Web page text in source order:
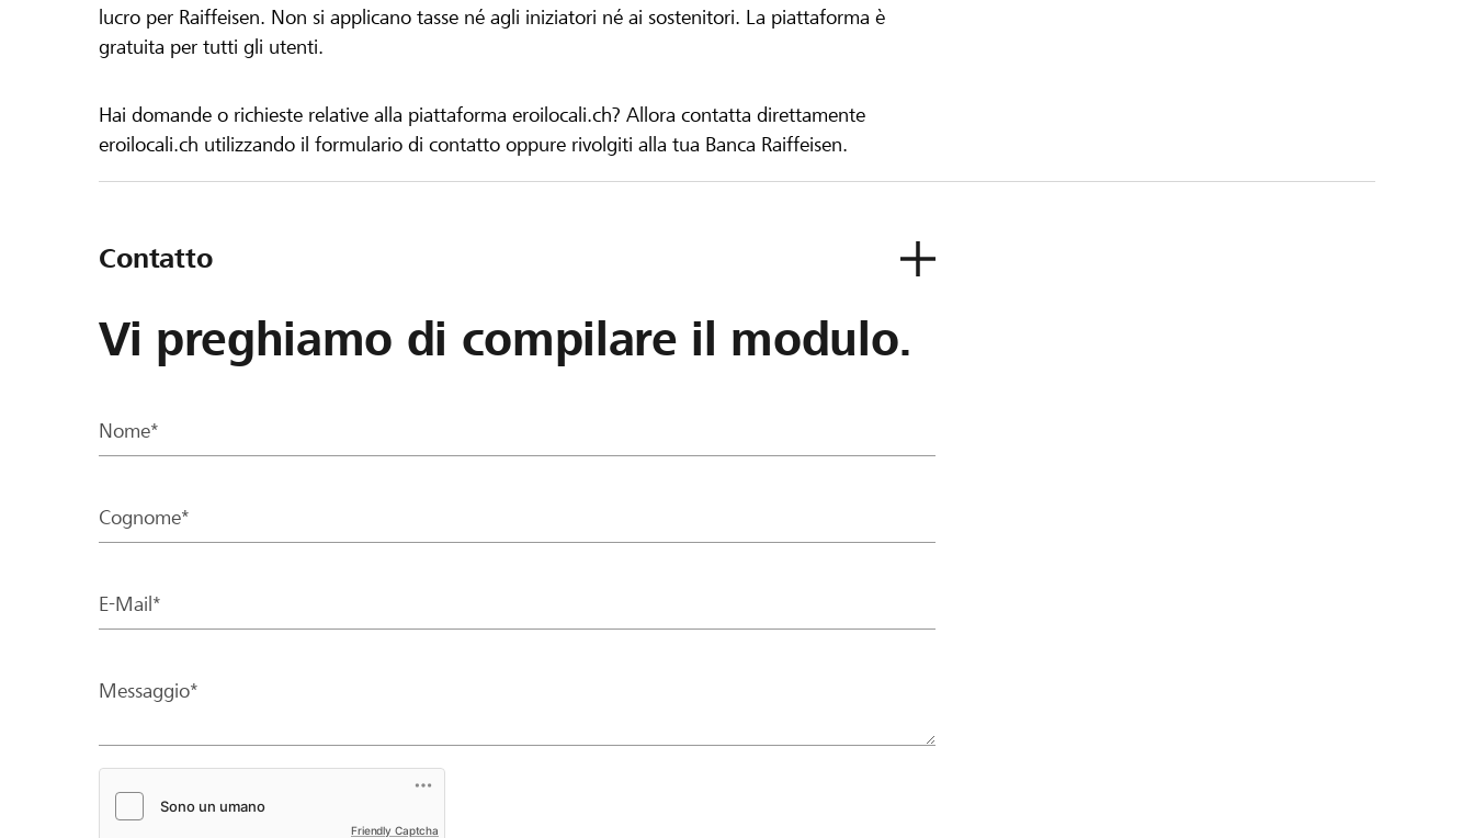
lucro per Raiffeisen. Non si applicano tasse né agli iniziatori né ai sostenitori. La piattaforma è
gratuita per tutti gli utenti.
Hai domande o richieste relative alla piattaforma eroilocali.ch? Allora contatta direttamente
eroilocali.ch utilizzando il formulario di contatto oppure rivolgiti alla tua Banca Raiffeisen.
Contatto
Vi preghiamo di compilare il modulo.
Nome*
Cognome*
E-Mail*
Messaggio*
Friendly Captcha